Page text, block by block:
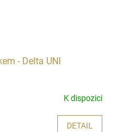
- Delta UNI
K dispozici
DETAIL